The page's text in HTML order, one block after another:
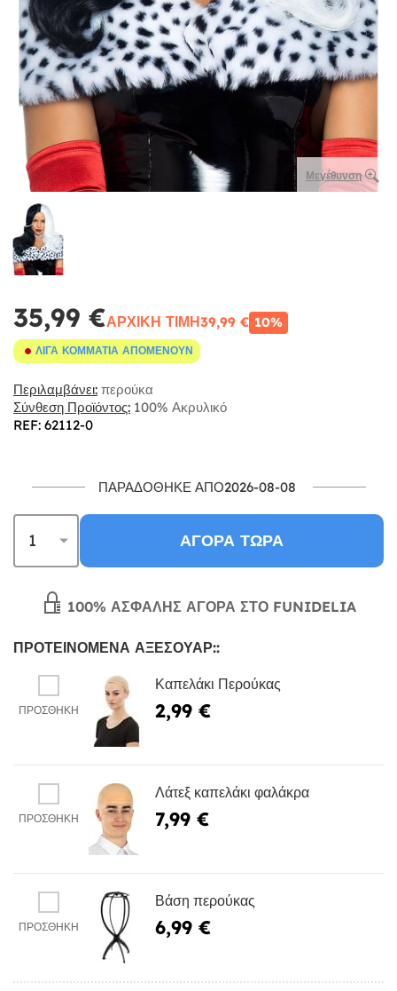
Μεγέθυνση
35,99 €ΑΡΧΙΚΉ ΤΙΜΉ39,99 € 10%
ΛΊΓΑ ΚΟΜΜΆΤΙΑ ΑΠΟΜΈΝΟΥΝ
Περιλαμβάνει: περούκα
Σύνθεση Προϊόντος: 100% Ακρυλικό
REF: 62112-0
ΠΑΡΑΔΌΘΗΚΕ ΑΠΌ2026-08-08
ΑΓΟΡΆ ΤΏΡΑ
100% ΑΣΦΑΛΉΣ ΑΓΟΡΆ ΣΤΟ FUNIDELIA
ΠΡΟΤΕΙΝΌΜΕΝΑ ΑΞΕΣΟΥΆΡ::
ΠΡΟΣΘΉΚΗ
Καπελάκι Περούκας
2,99 €
ΠΡΟΣΘΉΚΗ
Λάτεξ καπελάκι φαλάκρα
7,99 €
ΠΡΟΣΘΉΚΗ
Βάση περούκας
6,99 €